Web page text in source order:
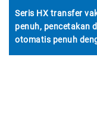
Seris HX transfer
penuh, pencetakan
otomatis penuh